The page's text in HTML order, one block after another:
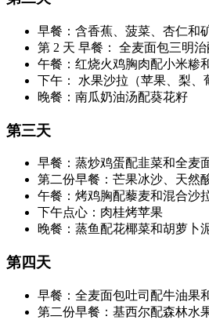
早餐：含香蕉、菠菜、杏仁和
第 2 天 早餐： 全麦面包三明
午餐：红烧火鸡胸肉配小米糁
下午： 水果沙拉（苹果、梨、
晚餐：南瓜奶油汤配葵花籽
第三天
早餐：蒸炒鸡蛋配韭菜和全麦
第二份早餐：芒果冰沙、天然
午餐：烤鸡胸配藜麦和混合沙
下午点心：肉桂烤苹果
晚餐：蒸鱼配花椰菜和胡萝卜
第四天
早餐：全麦面包吐司配牛油果
第二份早餐：基西尔配森林水